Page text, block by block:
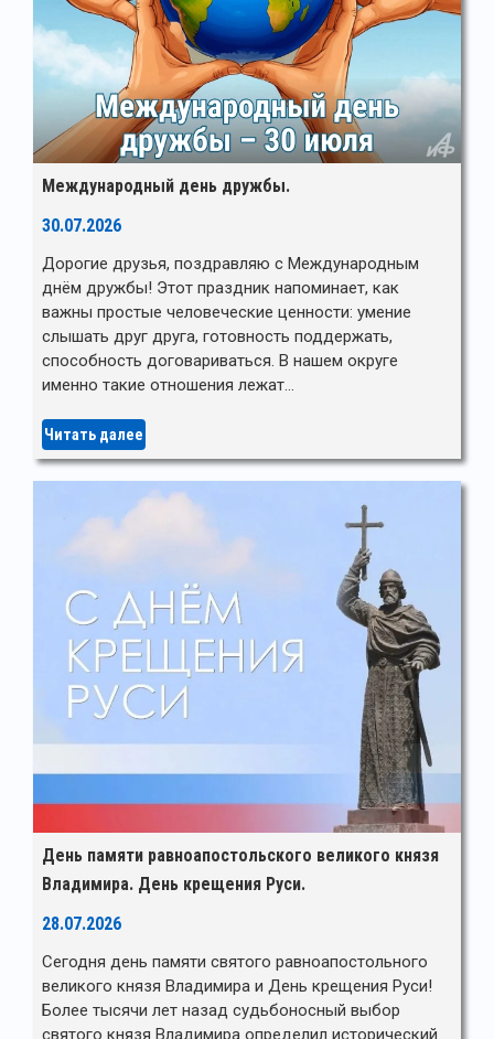
Международный день дружбы.
30.07.2026
Дорогие друзья, поздравляю с Международным
днём дружбы! Этот праздник напоминает, как
важны простые человеческие ценности: умение
слышать друг друга, готовность поддержать,
способность договариваться. В нашем округе
именно такие отношения лежат…
Читать далее
День памяти равноапостольского великого князя
Владимира. День крещения Руси.
28.07.2026
Сегодня день памяти святого равноапостольного
великого князя Владимира и День крещения Руси!
Более тысячи лет назад судьбоносный выбор
святого князя Владимира определил исторический